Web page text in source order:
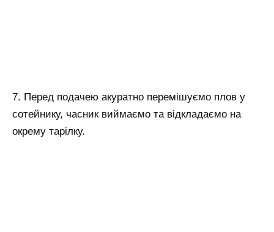
7. Перед подачею акуратно перемішуємо плов у
сотейнику, часник виймаємо та відкладаємо на
окрему тарілку.